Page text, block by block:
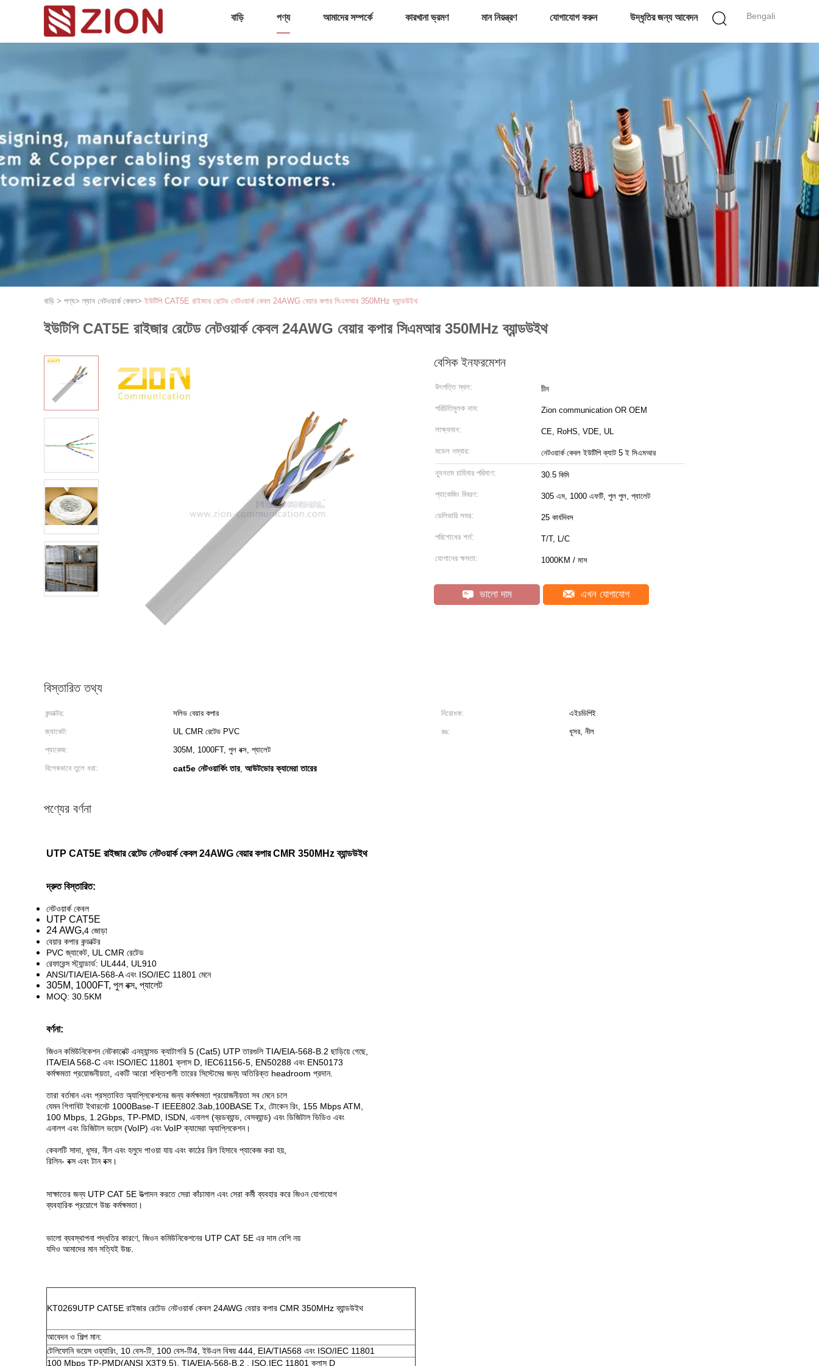
Bengali
বাড়ি পণ্য আমাদের সম্পর্কে কারখানা ভ্রমণ মান নিয়ন্ত্রণ যোগাযোগ করুন উদ্ধৃতির জন্য আবেদন
বাড়ি > পণ্য> ল্যান নেটওয়ার্ক কেবল> ইউটিপি CAT5E রাইজার রেটেড নেটওয়ার্ক কেবল 24AWG বেয়ার কপার সিএমআর 350MHz ব্যান্ডউইথ
ইউটিপি CAT5E রাইজার রেটেড নেটওয়ার্ক কেবল 24AWG বেয়ার কপার সিএমআর 350MHz ব্যান্ডউইথ
বেসিক ইনফরমেশন
উৎপত্তি স্থল: চীন
পরিচিতিমুলক নাম: Zion communication OR OEM
সাক্ষ্যদান: CE, RoHS, VDE, UL
মডেল নম্বার: নেটওয়ার্ক কেবল ইউটিপি ক্যাট 5 ই সিএমআর
ন্যূনতম চাহিদার পরিমাণ: 30.5 কিমি
প্যাকেজিং বিবরণ: 305 এম, 1000 এফটি, পুল পুল, প্যালেট
ডেলিভারি সময়: 25 কার্যদিবস
পরিশোধের শর্ত: T/T, L/C
যোগানের ক্ষমতা: 1000KM / মাস
ভালো দাম এখন যোগাযোগ
বিস্তারিত তথ্য
কন্ডাক্টর: সলিড বেয়ার কপার নিরোধক:
এইচডিপিই
জ্যাকেট:
UL CMR রেটেড PVC রঙ:
ধূসর, নীল
প্যাকেজ:
305M, 1000FT, পুল বক্স, প্যালেট
বিশেষভাবে তুলে ধরা:
cat5e নেটওয়ার্কিং তার, আউটডোর ক্যামেরা তারের
পণ্যের বর্ণনা
UTP CAT5E রাইজার রেটেড নেটওয়ার্ক কেবল 24AWG বেয়ার কপার CMR 350MHz ব্যান্ডউইথ
দ্রুত বিস্তারিত:
নেটওয়ার্ক কেবল
UTP CAT5E
24 AWG,4 জোড়া
বেয়ার কপার কন্ডাক্টর
PVC জ্যাকেট, UL CMR রেটেড
রেফারেন্স স্ট্যান্ডার্ড: UL444, UL910
ANSI/TIA/EIA-568-A এবং ISO/IEC 11801 মেনে
305M, 1000FT, পুল বক্স, প্যালেট
MOQ: 30.5KM
বর্ণনা:
জিওন কমিউনিকেশন নেটকানেক্ট এনহ্যান্সড ক্যাটাগরি 5 (Cat5) UTP তারগুলি TIA/EIA-568-B.2 ছাড়িয়ে গেছে,
ITA/EIA 568-C এবং ISO/IEC 11801 ক্লাস D, IEC61156-5, EN50288 এবং EN50173
কর্মক্ষমতা প্রয়োজনীয়তা, একটি আরো শক্তিশালী তারের সিস্টেমের জন্য অতিরিক্ত headroom প্রদান.
তারা বর্তমান এবং প্রস্তাবিত অ্যাপ্লিকেশনের জন্য কর্মক্ষমতা প্রয়োজনীয়তা সব মেনে চলে
যেমন গিগাবিট ইথারনেট 1000Base-T IEEE802.3ab,100BASE Tx, টোকেন রিং, 155 Mbps ATM,
100 Mbps, 1.2Gbps, TP-PMD, ISDN, এনালগ (ব্রডব্যান্ড, বেসব্যান্ড) এবং ডিজিটাল ভিডিও এবং
এনালগ এবং ডিজিটাল ভয়েস (VoIP) এবং VoIP ক্যামেরা অ্যাপ্লিকেশন।
কেবলটি সাদা, ধূসর, নীল এবং হলুদে পাওয়া যায় এবং কাঠের রিল হিসাবে প্যাকেজ করা হয়,
রিলিন- বক্স এবং টান বক্স।
সাক্ষাতের জন্য UTP CAT 5E উত্পাদন করতে সেরা কাঁচামাল এবং সেরা কর্মী ব্যবহার করে জিওন যোগাযোগ
ব্যবহারিক প্রয়োগে উচ্চ কর্মক্ষমতা।
ভালো ব্যবস্থাপনা পদ্ধতির কারণে, জিওন কমিউনিকেশনের UTP CAT 5E এর দাম বেশি নয়
যদিও আমাদের মান সত্যিই উচ্চ.
KT0269UTP CAT5E রাইজার রেটেড নেটওয়ার্ক কেবল 24AWG বেয়ার কপার CMR 350MHz ব্যান্ডউইথ
আবেদন ও শিল্প মান:
টেলিফোনি ভয়েস ওয়্যারিং, 10 বেস-টি, 100 বেস-টি4, ইউএল বিষয় 444, EIA/TIA568 এবং ISO/IEC 11801
100 Mbps TP-PMD(ANSI X3T9.5), TIA/EIA-568-B.2 , ISO.IEC 11801 ক্লাস D